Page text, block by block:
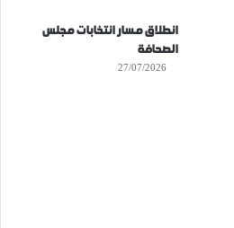
انطلاق مسار انتخابات مجلس
الصحافة
27/07/2026